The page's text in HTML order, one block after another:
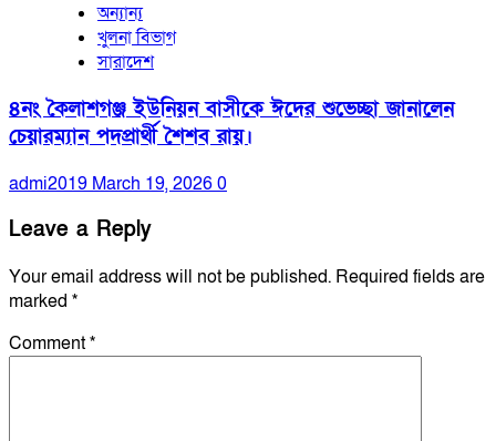
অন্যান্য
খুলনা বিভাগ
সারাদেশ
৪নং কৈলাশগঞ্জ ইউনিয়ন বাসীকে ঈদের শুভেচ্ছা জানালেন
চেয়ারম্যান পদপ্রার্থী শৈশব রায়।
admi2019 March 19, 20260
Leave a Reply
Your email address will not be published. Required fields are
marked *
Comment*